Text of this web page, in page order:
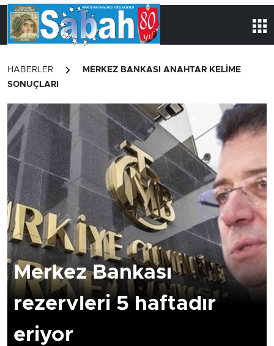
HABERLER
MERKEZ BANKASI ANAHTAR KELİME
SONUÇLARI
Merkez Bankası
rezervleri 5 haftadır
eriyor